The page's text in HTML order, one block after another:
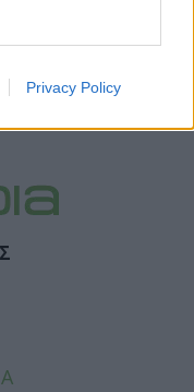
Privacy Policy